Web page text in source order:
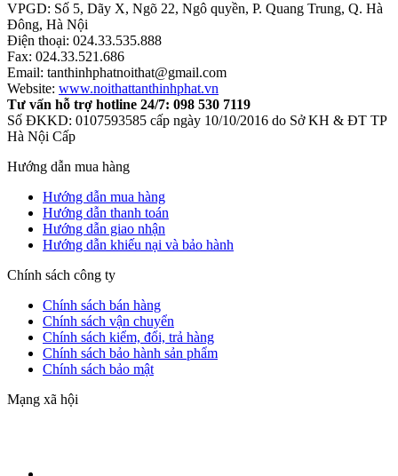
VPGD: Số 5, Dãy X, Ngõ 22, Ngô quyền, P. Quang Trung, Q. Hà
Đông, Hà Nội
Điện thoại: 024.33.535.888
Fax: 024.33.521.686
Email: tanthinhphatnoithat@gmail.com
Website: www.noithattanthinhphat.vn
Tư vấn hỗ trợ hotline 24/7: 098 530 7119
Số ĐKKD: 0107593585 cấp ngày 10/10/2016 do Sở KH & ĐT TP
Hà Nội Cấp
Hướng dẫn mua hàng
Hướng dẫn mua hàng
Hướng dẫn thanh toán
Hướng dẫn giao nhận
Hướng dẫn khiếu nại và bảo hành
Chính sách công ty
Chính sách bán hàng
Chính sách vận chuyển
Chính sách kiểm, đổi, trả hàng
Chính sách bảo hành sản phẩm
Chính sách bảo mật
Mạng xã hội